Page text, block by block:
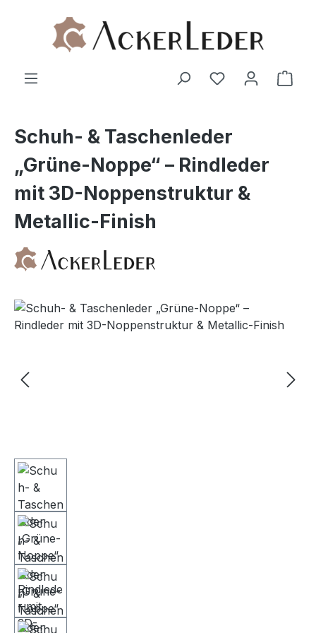
Zum Hauptinhalt springen
Schuh- & Taschenleder
„Grüne-Noppe“ – Rindleder
mit 3D-Noppenstruktur &
Metallic-Finish
Bildergalerie überspringen